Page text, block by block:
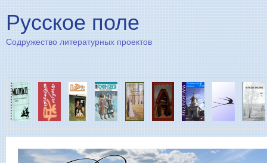
Русское поле
Содружество литературных проектов